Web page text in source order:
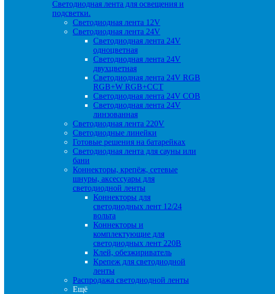
Светодиодная лента для освещения и
подсветки.
Светодиодная лента 12V
Светодиодная лента 24V
Светодиодная лента 24V
одноцветная
Светодиодная лента 24V
двухцветная
Светодиодная лента 24V RGB
RGB+W RGB+CCT
Светодиодная лента 24V COB
Светодиодная лента 24V
линзованная
Светодиодная лента 220V
Светодиодные линейки
Готовые решения на батарейках
Светодиодная лента для сауны или
бани
Коннекторы, крепёж, сетевые
шнуры, аксессуары для
светодиодной ленты
Коннекторы для
светодиодных лент 12/24
вольта
Коннекторы и
комплектующие для
светодиодных лент 220В
Клей, обезжириватель
Крепеж для светодиодной
ленты
Распродажа светодиодной ленты
Ещё